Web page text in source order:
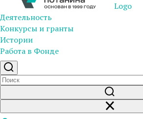
Logo
Деятельность
Конкурсы и гранты
Истории
Работа в Фонде